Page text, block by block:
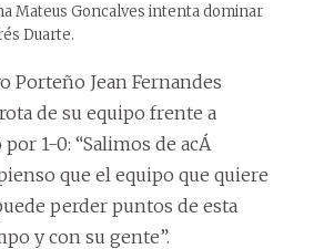
Mateus Goncalves intenta dominar
Duarte.
Porteño Jean Fernandes
de su equipo frente a
1-0: “Salimos de acÁ
que el equipo que quiere
perder puntos de esta
y con su gente”.